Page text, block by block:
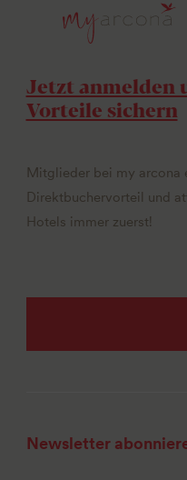
Jetzt anmelden
Vorteile sichern
Mitglieder bei my arcona
Direktbuchervorteil und
Hotels immer zuerst!
Newsletter